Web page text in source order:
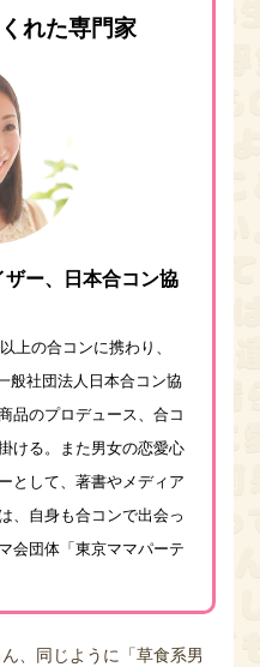
れた専門家
ザー、日本合コン協
上の合コンに携わり、
般社団法人日本合コン協
品のプロデュース、合コ
ける。また男女の恋愛心
として、著書やメディア
、自身も合コンで出会っ
会団体「東京ママパーテ
、同じように「草食系男